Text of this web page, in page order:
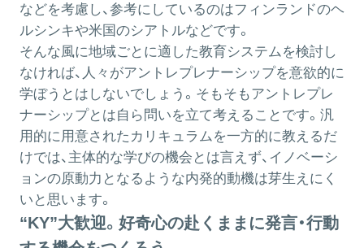
などを考慮し、参考にしているのはフィンランドのヘ
ルシンキや米国のシアトルなどです。
そんな風に地域ごとに適した教育システムを検討し
なければ、人々がアントレプレナーシップを意欲的に
学ぼうとはしないでしょう。そもそもアントレプレ
ナーシップとは自ら問いを立て考えることです。汎
用的に用意されたカリキュラムを一方的に教えるだ
けでは、主体的な学びの機会とは言えず、イノベーシ
ョンの原動力となるような内発的動機は芽生えにく
いと思います。
“KY”大歓迎。好奇心の赴くままに発言・行動